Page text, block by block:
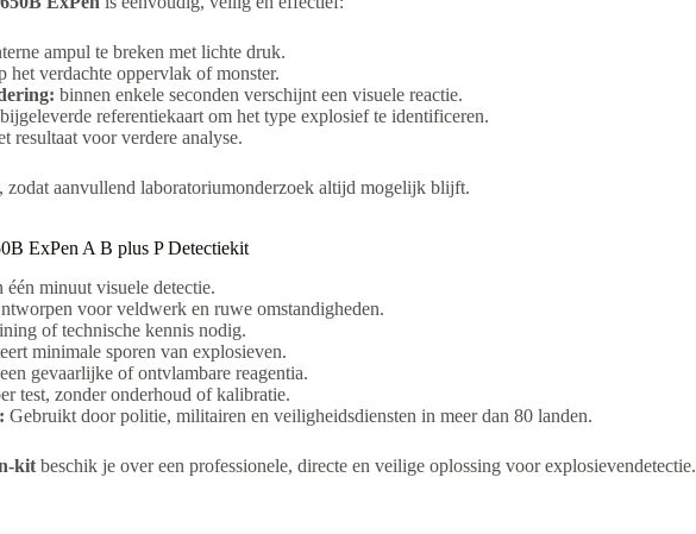
ampul te breken met lichte druk.
het verdachte oppervlak of monster.
binnen enkele seconden verschijnt een visuele reactie.
referentiekaart om het type explosief te identificeren.
resultaat voor verdere analyse.
zodat aanvullend laboratoriumonderzoek altijd mogelijk blijft.
ExPen A B plus P Detectiekit
één minuut visuele detectie.
voor veldwerk en ruwe omstandigheden.
of technische kennis nodig.
minimale sporen van explosieven.
gevaarlijke of ontvlambare reagentia.
test, zonder onderhoud of kalibratie.
Gebruikt door politie, militairen en veiligheidsdiensten in meer dan 80 landen.
kit beschik je over een professionele, directe en veilige oplossing voor explosievendetectie.